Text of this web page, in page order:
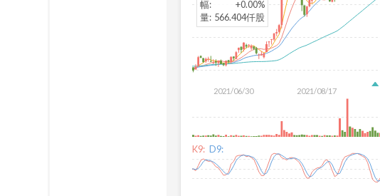
2021/06/30 2021/08/17
幅:
+0.00%
量: 566.404仟股
K9: D9: